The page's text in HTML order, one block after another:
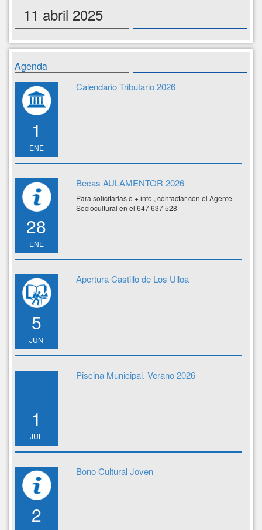
11 abril 2025
Agenda
1
ENE
Calendario Tributario 2026
28
ENE
Becas AULAMENTOR 2026
Para solicitarlas o + info., contactar con el Agente
Sociocultural en el 647 637 528
5
JUN
Apertura Castillo de Los Ulloa
1
JUL
Piscina Municipal. Verano 2026
2
Bono Cultural Joven